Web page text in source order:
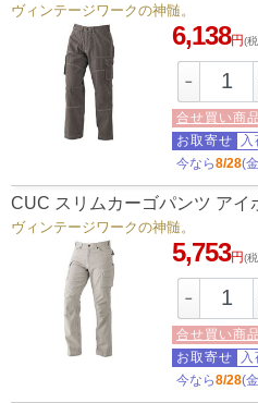
ヴィンテージワークの神髄。
6,138円(
－
合せ買い商品
お取寄せ
今なら8/28(
CUC スリムカーゴパンツ アイ
ヴィンテージワークの神髄。
5,753円(
－
合せ買い商品
お取寄せ
今なら8/28(